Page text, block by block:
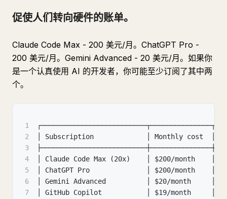
促使人们转向硬件的账单。
Claude Code Max - 200 美元/月。ChatGPT Pro -
200 美元/月。Gemini Advanced - 20 美元/月。如果你
是一个认真使用 AI 的开发者，你可能至少订阅了其中两
个。
1
2
│ Subscription             │ Monthly cost  │
3
4
│ Claude Code Max (20x)    │ $200/month    │
5
│ ChatGPT Pro              │ $200/month    │
6
│ Gemini Advanced          │ $20/month     │
7
│ GitHub Copilot           │ $19/month     │